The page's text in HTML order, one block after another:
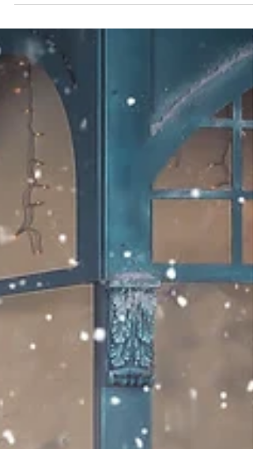
Sesión de Maternidad Toluca
Metepec